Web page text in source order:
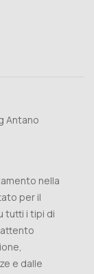
Antano
nella
per il
tutti i tipi di
e dalle